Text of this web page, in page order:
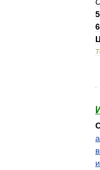
5
6